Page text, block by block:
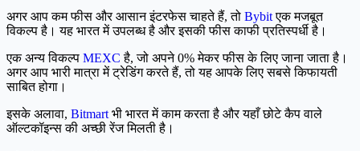
अगर आप कम फीस और आसान इंटरफेस चाहते हैं, तो Bybitएक मजबूत
विकल्प है। यह भारत में उपलब्ध है और इसकी फीस काफी प्रतिस्पर्धी है।
एक अन्य विकल्प MEXC है, जो अपने 0% मेकर फीस के लिए जाना जाता है।
अगर आप भारी मात्रा में ट्रेडिंग करते हैं, तो यह आपके लिए सबसे किफायती
साबित होगा।
इसके अलावा, Bitmart भी भारत में काम करता है और यहाँ छोटे कैप वाले
ऑल्टकॉइन्स की अच्छी रेंज मिलती है।